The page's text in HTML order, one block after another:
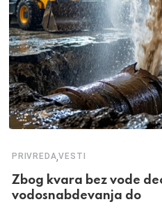
PRIVREDA,VESTI
Zbog kvara bez vode
vodosnabdevanja do